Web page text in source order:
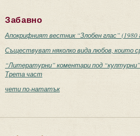
Забавно
Апокрифният вестник “Злобен глас” (1980
Съществуват няколко вида любов, които
“Литературни” коментари под
Трета част
чети по-нататък